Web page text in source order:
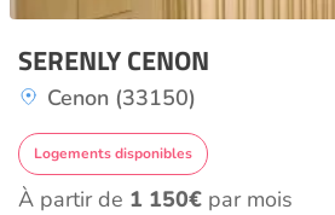
SERENLY CENON
Cenon (33150)
Logements disponibles
À partir de 1 150€ par mois